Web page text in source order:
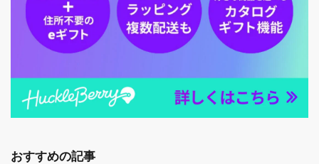
おすすめの記事